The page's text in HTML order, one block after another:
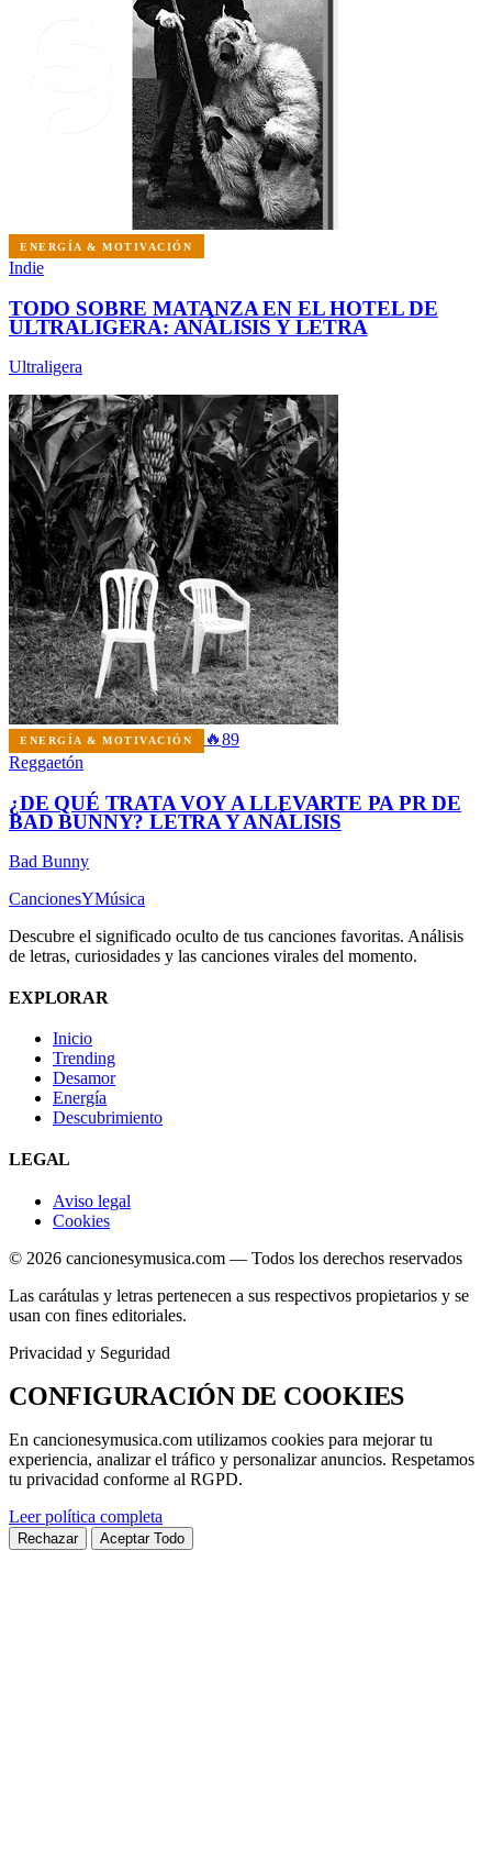
ENERGÍA & MOTIVACIÓN
Indie
TODO SOBRE MATANZA EN EL HOTEL DE
ULTRALIGERA: ANÁLISIS Y LETRA
Ultraligera
ENERGÍA & MOTIVACIÓN 🔥89
Reggaetón
¿DE QUÉ TRATA VOY A LLEVARTE PA PR DE
BAD BUNNY? LETRA Y ANÁLISIS
Bad Bunny
CancionesYMúsica
Descubre el significado oculto de tus canciones favoritas. Análisis
de letras, curiosidades y las canciones virales del momento.
EXPLORAR
Inicio
Trending
Desamor
Energía
Descubrimiento
LEGAL
Aviso legal
Cookies
© 2026 cancionesymusica.com — Todos los derechos reservados
Las carátulas y letras pertenecen a sus respectivos propietarios y se
usan con fines editoriales.
Privacidad y Seguridad
CONFIGURACIÓN DE COOKIES
En cancionesymusica.com utilizamos cookies para mejorar tu
experiencia, analizar el tráfico y personalizar anuncios. Respetamos
tu privacidad conforme al RGPD.
Leer política completa
Rechazar Aceptar Todo